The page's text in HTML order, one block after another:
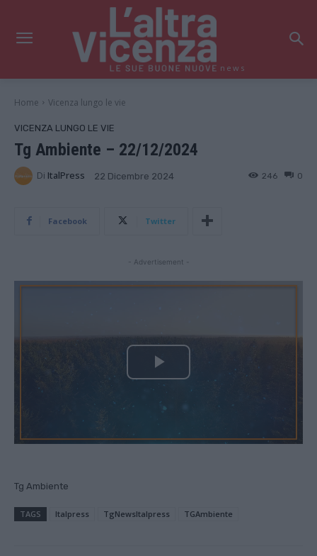
news
Home Vicenza lungo le vie
VICENZA LUNGO LE VIE
Tg Ambiente – 22/12/2024
Di ItalPress 22 Dicembre 2024 0
246
Facebook Twitter
- Advertisement -
P
l
a
Tg Ambiente
TAGS Italpress TgNewsItalpress TGAmbiente